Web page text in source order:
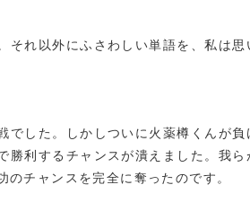
それ以外にふさわしい単語を、私は思
でした。しかしついに火薬樽くんが負
勝利するチャンスが潰えました。我ら
のチャンスを完全に奪ったのです。